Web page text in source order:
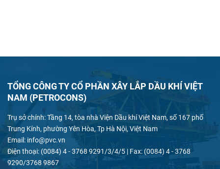
TỔNG CÔNG TY CỔ PHẦN XÂY LẮP DẦU KHÍ VIỆT
NAM (PETROCONS)
Trụ sở chính: Tầng 14, tòa nhà Viện Dầu khí Việt Nam, số 167 phố
Trung Kính, phường Yên Hòa, Tp Hà Nội, Việt Nam
Email: info@pvc.vn
Điện thoại: (0084) 4 - 3768 9291/3/4/5 | Fax: (0084) 4 - 3768
9290/3768 9867